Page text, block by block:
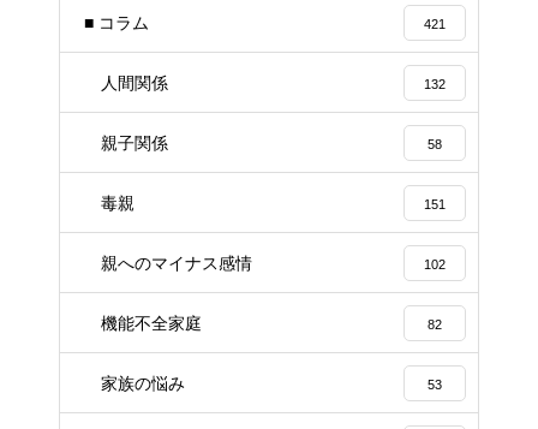
■ コラム 421
人間関係 132
親子関係 58
毒親 151
親へのマイナス感情 102
機能不全家庭 82
家族の悩み 53